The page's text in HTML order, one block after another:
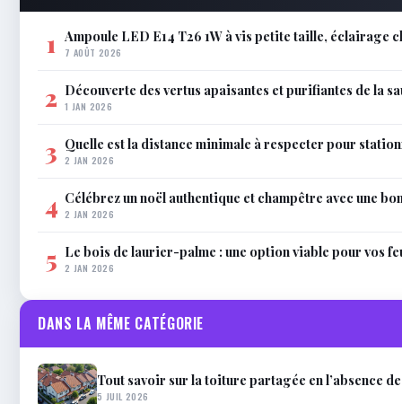
1 Ampoule LED E14 T26 1W à vis petite taille, éclairage
7 AOÛT 2026
2 Découverte des vertus apaisantes et purifiantes de la
1 JAN 2026
3 Quelle est la distance minimale à respecter pour
2 JAN 2026
4 Célébrez un noël authentique et champêtre avec une
2 JAN 2026
5 Le bois de laurier-palme : une option viable pour vos
2 JAN 2026
DANS LA MÊME CATÉGORIE
Tout savoir sur la toiture partagée en l’absence
5 JUIL 2026